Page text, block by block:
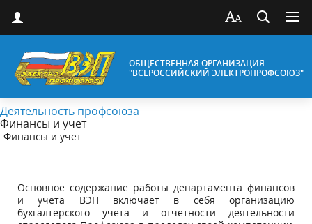
ОБЩЕСТВЕННАЯ ОРГАНИЗАЦИЯ
"ВСЕРОССИЙСКИЙ ЭЛЕКТРОПРОФСОЮЗ"
Деятельность профсоюза
Финансы и учет
Финансы и учет
Основное содержание работы департамента финансов
и учёта ВЭП включает в себя организацию
бухгалтерского учета и отчетности деятельности